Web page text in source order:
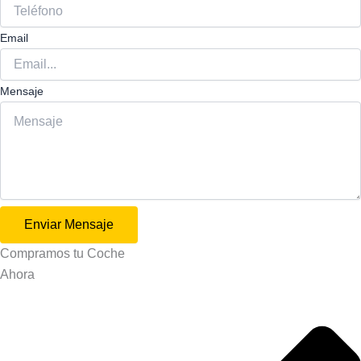
Email
Mensaje
Enviar Mensaje
Compramos tu Coche
Ahora